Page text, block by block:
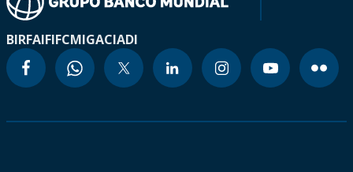
BIRFAIFIFCMIGACIADI